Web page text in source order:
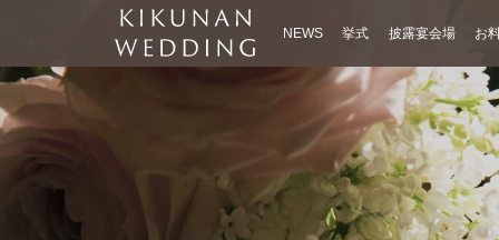
NEWS 挙式 披露宴会場 お